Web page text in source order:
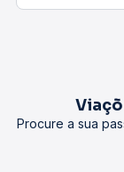
Procure a sua